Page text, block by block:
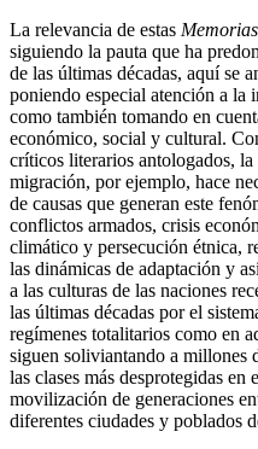
La relevancia de estas
siguiendo la pauta que ha
de las últimas décadas, aquí se
poniendo especial atención a la
como también tomando en
económico, social y cultural.
críticos literarios antologados,
migración, por ejemplo, hace
de causas que generan este
conflictos armados, crisis
climático y persecución étnica,
las dinámicas de adaptación y
a las culturas de las naciones
las últimas décadas por el
regímenes totalitarios como en
siguen soliviantando a millones
las clases más desprotegidas
movilización de generaciones
diferentes ciudades y poblados